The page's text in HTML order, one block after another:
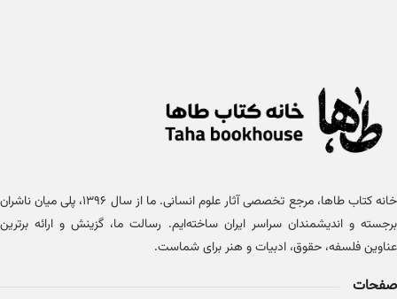
خانه کتاب طاها، مرجع تخصصی آثار علوم انسانی. ما از سال ۱۳۹۶، پلی میان ناشران
برجسته و اندیشمندان سراسر ایران ساخته‌ایم. رسالت ما، گزینش و ارائه برترین
عناوین فلسفه، حقوق، ادبیات و هنر برای شماست.
صفحات